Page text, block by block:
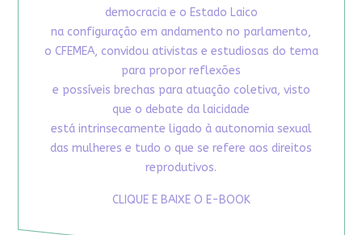
democracia e o Estado Laico
na configuração em andamento no parlamento,
o CFEMEA, convidou ativistas e estudiosas do tema
para propor reflexões
e possíveis brechas para atuação coletiva, visto
que o debate da laicidade
está intrinsecamente ligado à autonomia sexual
das mulheres e tudo o que se refere aos direitos
reprodutivos.
CLIQUE E BAIXE O E-BOOK